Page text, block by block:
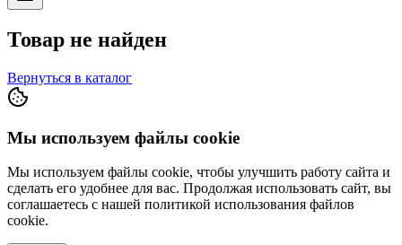
Товар не найден
Вернуться в каталог
Мы используем файлы cookie
Мы используем файлы cookie, чтобы улучшить работу сайта и
сделать его удобнее для вас. Продолжая использовать сайт, вы
соглашаетесь с нашей политикой использования файлов
cookie.